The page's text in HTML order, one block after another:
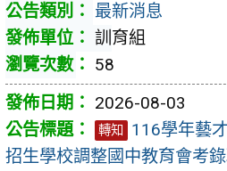
最新消息
訓育組
58
2026-08-03
轉知
116學年藝
招生學校調整國中教育會考